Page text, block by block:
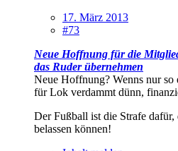
17. März 2013
#73
Neue Hoffnung für die
das Ruder übernehmen
Neue Hoffnung? Wenns nur
für Lok verdammt dünn,
Der Fußball ist die Strafe
belassen können!